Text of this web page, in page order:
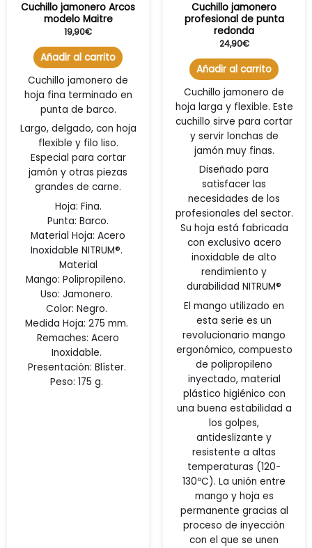
Cuchillo jamonero Arcos
modelo Maitre
19,90€
Añadir al carrito
Cuchillo jamonero de
hoja fina terminado en
punta de barco.
Largo, delgado, con hoja
flexible y filo liso.
Especial para cortar
jamón y otras piezas
grandes de carne.
Hoja: Fina.
Punta: Barco.
Material Hoja: Acero
Inoxidable NITRUM®.
Material
Mango: Polipropileno.
Uso: Jamonero.
Color: Negro.
Medida Hoja: 275 mm.
Remaches: Acero
Inoxidable.
Presentación: Blíster.
Peso: 175 g.
Cuchillo jamonero
profesional de punta
redonda
24,90€
Añadir al carrito
Cuchillo jamonero de
hoja larga y flexible. Este
cuchillo sirve para cortar
y servir lonchas de
jamón muy finas.
Diseñado para
satisfacer las
necesidades de los
profesionales del sector.
Su hoja está fabricada
con exclusivo acero
inoxidable de alto
rendimiento y
durabilidad NITRUM®
El mango utilizado en
esta serie es un
revolucionario mango
ergonómico, compuesto
de polipropileno
inyectado, material
plástico higiénico con
una buena estabilidad a
los golpes,
antideslizante y
resistente a altas
temperaturas (120-
130ºC). La unión entre
mango y hoja es
permanente gracias al
proceso de inyección
con el que se unen